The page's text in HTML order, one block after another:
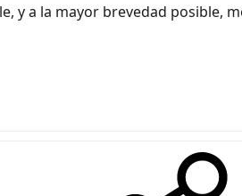
y a la mayor brevedad posible,